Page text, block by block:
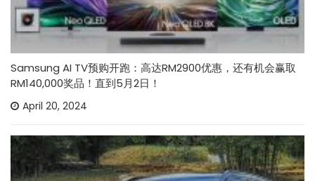
Samsung AI TV预购开跑：高达RM2900优惠，还有机会赢取
RM140,000奖品！直到5月2日！
April 20, 2024